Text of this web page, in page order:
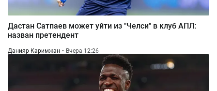
Дастан Сатпаев может уйти из "Челси" в клуб АПЛ:
назван претендент
Данияр Каримжан Вчера 12:26